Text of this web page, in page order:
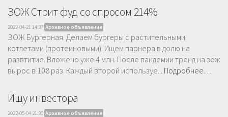
ЗОЖ Стрит фуд со спросом 214%
2022-04-21 14:37 Архивное объявление
ЗОЖ Бургерная. Делаем бургеры с растительными
котлетами (протеиновыми). Ищем парнера в долю на
развтитие. Вложено уже 4 млн. После пандемии тренд на зож
вырос в 108 раз. Каждый второй используе... Подробнее…
Ищу инвестора
2022-05-04 21:30 Архивное объявление